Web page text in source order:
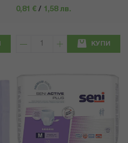
0,81 € / 1,58 лв.
КУПИ